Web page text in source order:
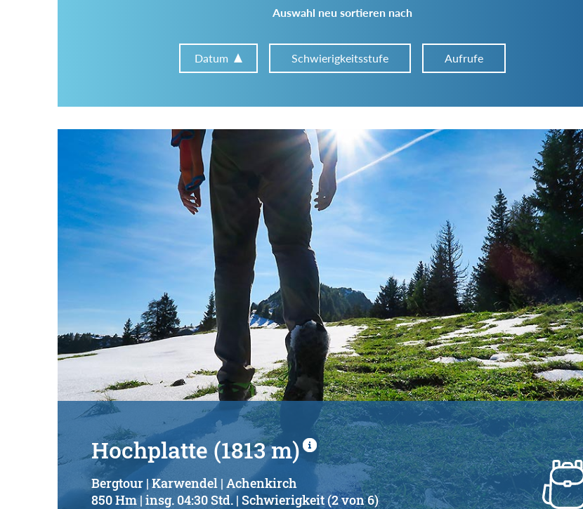
Auswahl neu sortieren nach
Datum Schwierigkeitsstufe Aufrufe
Im Tourenarchiv suchen
Region:
Art der Tour:
Schwierigkeitsgrad:
von
bis
Kondition (Tourdauer):
von
bis
Suchbegriff:
Hochplatte (1813 m)
Bergtour | Karwendel | Achenkirch
850 Hm | insg. 04:30 Std. | Schwierigkeit (2 von 6)